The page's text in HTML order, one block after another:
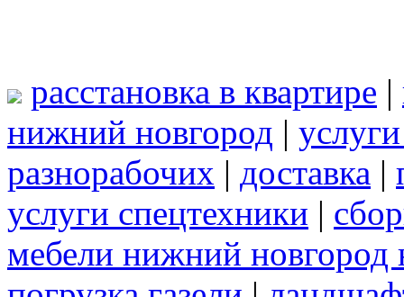
расстановка в квартире |
нижний новгород |
разнорабочих | доставка |
услуги спецтехники |
мебели нижний новгород